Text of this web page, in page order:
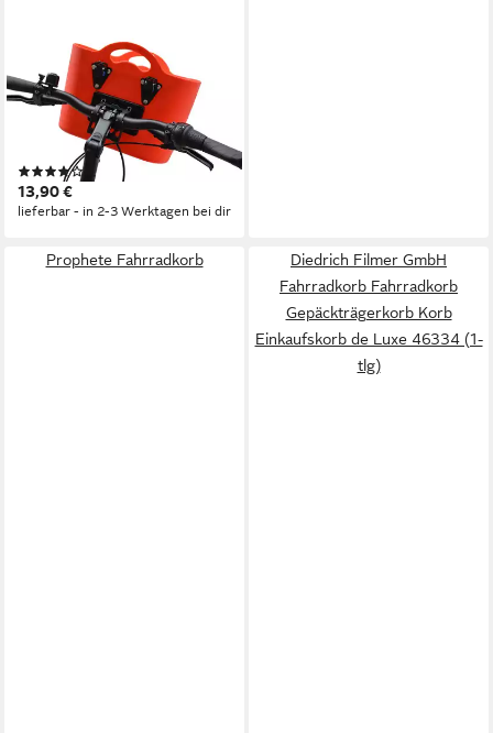
DIEDRICH FILMER GMBH
Fahrradkorb Shopper-Korb
Lenker-Korb Schnell-
Befestigung Rot (mit
Halterung), Klick-Verschluss
Fahrrad-Korb + Halterung
Einkauf Gepäckträger 22L
(2)
13,90 €
lieferbar - in 2-3 Werktagen bei dir
Prophete Fahrradkorb
Diedrich Filmer GmbH
Fahrradkorb Fahrradkorb
Gepäckträgerkorb Korb
Einkaufskorb de Luxe 46334 (1-
tlg)